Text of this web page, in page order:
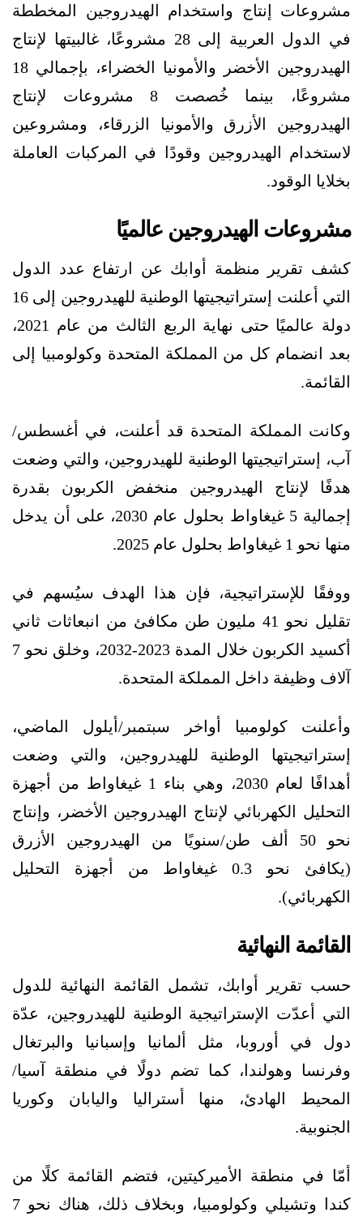
مشروعات إنتاج واستخدام الهيدروجين المخططة
في الدول العربية إلى 28 مشروعًا، غالبيتها لإنتاج
الهيدروجين الأخضر والأمونيا الخضراء، بإجمالي 18
مشروعًا، بينما خُصصت 8 مشروعات لإنتاج
الهيدروجين الأزرق والأمونيا الزرقاء، ومشروعين
لاستخدام الهيدروجين وقودًا في المركبات العاملة
بخلايا الوقود.
مشروعات الهيدروجين عالميًا
كشف تقرير منظمة أوابك عن ارتفاع عدد الدول
التي أعلنت إستراتيجيتها الوطنية للهيدروجين إلى 16
دولة عالميًا حتى نهاية الربع الثالث من عام 2021،
بعد انضمام كل من المملكة المتحدة وكولومبيا إلى
القائمة.
وكانت المملكة المتحدة قد أعلنت، في أغسطس/
آب، إستراتيجيتها الوطنية للهيدروجين، والتي وضعت
هدفًا لإنتاج الهيدروجين منخفض الكربون بقدرة
إجمالية 5 غيغاواط بحلول عام 2030، على أن يدخل
منها نحو 1 غيغاواط بحلول عام 2025.
ووفقًا للإستراتيجية، فإن هذا الهدف سيُسهم في
تقليل نحو 41 مليون طن مكافئ من انبعاثات ثاني
أكسيد الكربون خلال المدة 2023-2032، وخلق نحو 7
آلاف وظيفة داخل المملكة المتحدة.
وأعلنت كولومبيا أواخر سبتمبر/أيلول الماضي،
إستراتيجيتها الوطنية للهيدروجين، والتي وضعت
أهدافًا لعام 2030، وهي بناء 1 غيغاواط من أجهزة
التحليل الكهربائي لإنتاج الهيدروجين الأخضر، وإنتاج
نحو 50 ألف طن/سنويًا من الهيدروجين الأزرق
(يكافئ نحو 0.3 غيغاواط من أجهزة التحليل
الكهربائي).
القائمة النهائية
حسب تقرير أوابك، تشمل القائمة النهائية للدول
التي أعدّت الإستراتيجية الوطنية للهيدروجين، عدّة
دول في أوروبا، مثل ألمانيا وإسبانيا والبرتغال
وفرنسا وهولندا، كما تضم دولًا في منطقة آسيا/
المحيط الهادئ، منها أستراليا واليابان وكوريا
الجنوبية.
أمّا في منطقة الأميركيتين، فتضم القائمة كلًا من
كندا وتشيلي وكولومبيا، وبخلاف ذلك، هناك نحو 7